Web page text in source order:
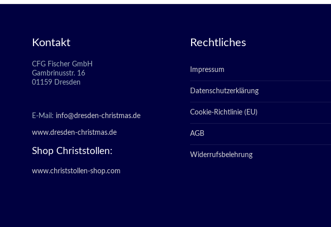
Kontakt
CFG Fischer GmbH
Gambrinusstr. 16
01159 Dresden
E-Mail: info@dresden-christmas.de
www.dresden-christmas.de
Shop Christstollen:
www.christstollen-shop.com
Rechtliches
Impressum
Datenschutzerklärung
Cookie-Richtlinie (EU)
AGB
Widerrufsbelehrung